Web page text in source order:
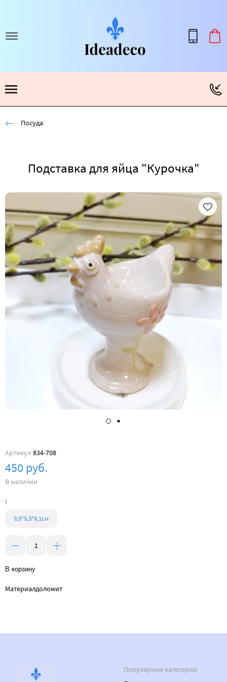
Посуда
Подставка для яйца "Курочка"
Артикул 834-708
450 руб.
В наличии
:
9,9*5,3*8,1см
В корзину
Материалдоломит
Популярные категории